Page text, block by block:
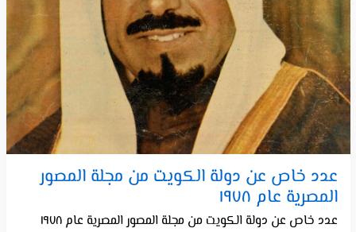
عدد خاص عن دولة الكويت من مجلة المصور
المصرية عام ١٩٧٨
عدد خاص عن دولة الكويت من مجلة المصور المصرية عام ١٩٧٨